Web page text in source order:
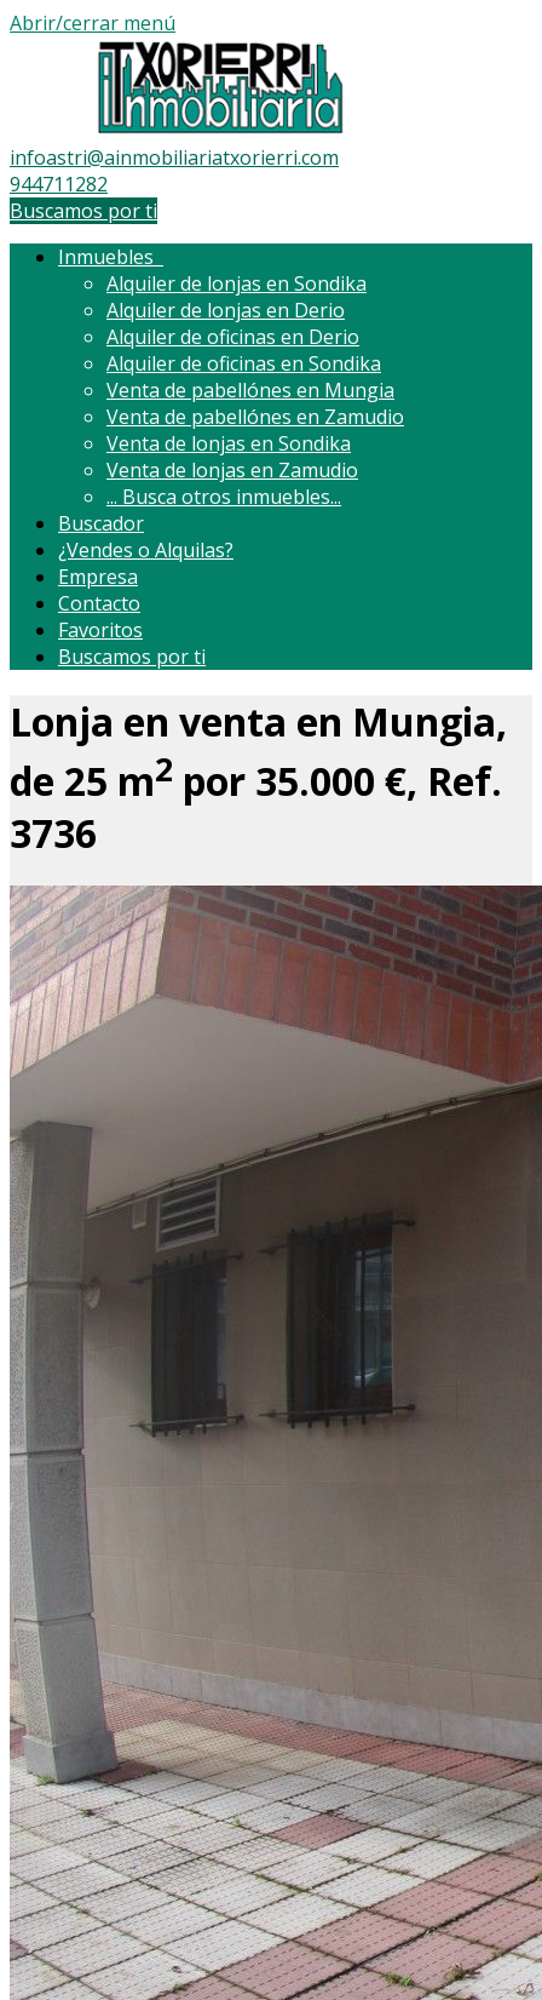
Abrir/cerrar menú
infoastri@ainmobiliariatxorierri.com
944711282
Buscamos por ti
Inmuebles
Alquiler de lonjas en Sondika
Alquiler de lonjas en Derio
Alquiler de oficinas en Derio
Alquiler de oficinas en Sondika
Venta de pabellónes en Mungia
Venta de pabellónes en Zamudio
Venta de lonjas en Sondika
Venta de lonjas en Zamudio
... Busca otros inmuebles...
Buscador
¿Vendes o Alquilas?
Empresa
Contacto
Favoritos
Buscamos por ti
Lonja en venta en Mungia,
de 25 m2 por 35.000 €, Ref.
3736